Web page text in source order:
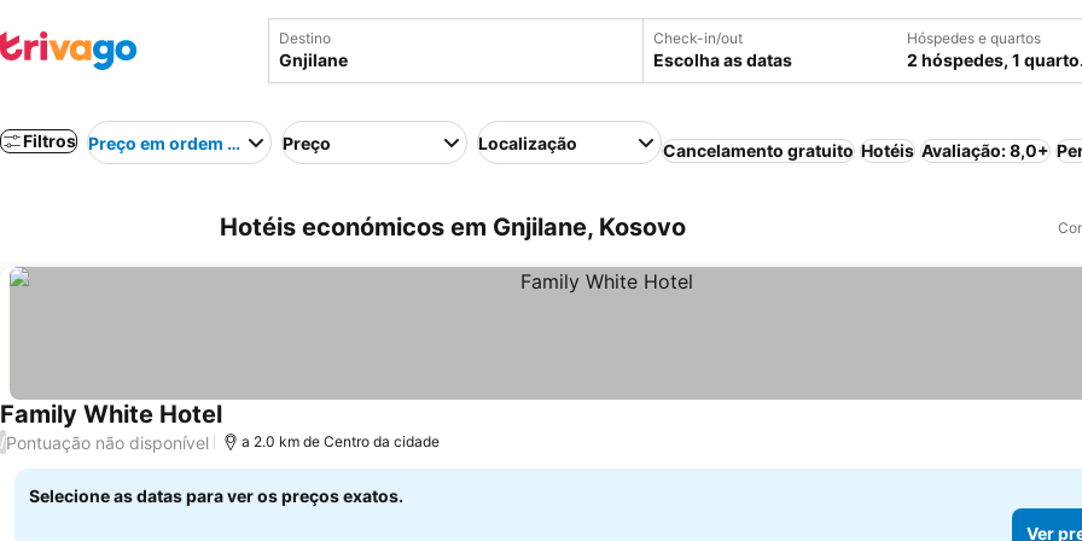
Destino Check-in/out
Escolha as datas
Hóspedes e quartos
2 hóspedes, 1 quarto.
Filtros Preço em ordem crescentePreço Localização Cancelamento gratuito Hotéis Avaliação: 8,0+
Hotéis económicos em Gnjilane, Kosovo
Family White Hotel
/Pontuação não disponível a 2.0 km de Centro da cidade
Selecione as datas para ver os preços exatos.
Ver